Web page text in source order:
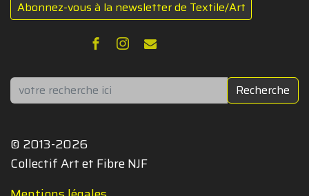
Abonnez-vous à la newsletter de Textile/Art
Rechercher Recherche
© 2013-2026
Collectif Art et Fibre NJF